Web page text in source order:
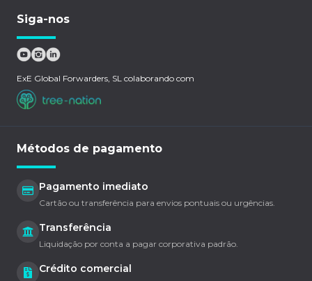
Siga-nos
ExE Global Forwarders, SL colaborando com
Métodos de pagamento
Pagamento imediato
Cartão ou transferência para envios pontuais ou urgências.
Transferência
Liquidação por conta a pagar corporativa padrão.
Crédito comercial